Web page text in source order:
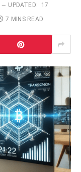
UPDATED:
17
7 MINS READ